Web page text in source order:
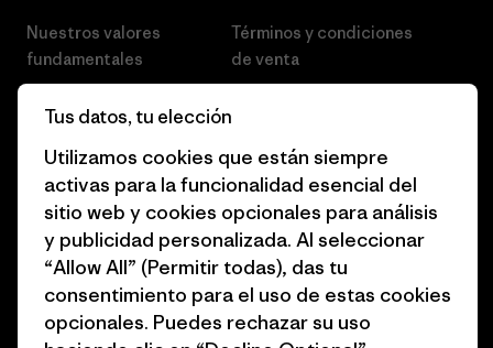
Nuestros valores
fundamentales
Business Unusual
Objetivos climáticos
1% for the Planet
Cómo financiamos
Tarjetas regalo
Términos y condiciones
de venta
Empleo
Prensa
Programa para profesionales
del sector
Programa de afiliados
Tus datos, tu elección
Utilizamos cookies que están siempre
activas para la funcionalidad esencial del
sitio web y cookies opcionales para análisis
y publicidad personalizada. Al seleccionar
“Allow All” (Permitir todas), das tu
consentimiento para el uso de estas cookies
opcionales. Puedes rechazar su uso